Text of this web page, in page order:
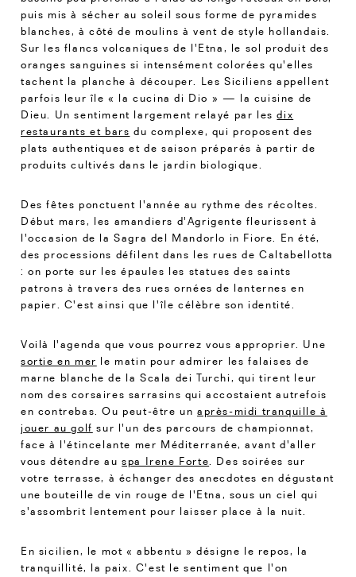
puis mis à sécher au soleil sous forme de pyramides
blanches, à côté de moulins à vent de style hollandais.
Sur les flancs volcaniques de l'Etna, le sol produit des
oranges sanguines si intensément colorées qu'elles
tachent la planche à découper. Les Siciliens appellent
parfois leur île « la cucina di Dio » — la cuisine de
Dieu. Un sentiment largement relayé par lesdix
restaurants et bars du complexe, qui proposent des
plats authentiques et de saison préparés à partir de
produits cultivés dans le jardin biologique.
Des fêtes ponctuent l'année au rythme des récoltes.
Début mars, les amandiers d'Agrigente fleurissent à
l'occasion de la Sagra del Mandorlo in Fiore. En été,
des processions défilent dans les rues de Caltabellotta
: on porte sur les épaules les statues des saints
patrons à travers des rues ornées de lanternes en
papier. C'est ainsi que l'île célèbre son identité.
Voilà l'agenda que vous pourrez vous approprier. Une
sortie en mer le matin pour admirer les falaises de
marne blanche de la Scala dei Turchi, qui tirent leur
nom des corsaires sarrasins qui accostaient autrefois
en contrebas. Ou peut-être unaprès-midi tranquille à
jouer au golf sur l'un des parcours de championnat,
face à l'étincelante mer Méditerranée, avant d'aller
vous détendre auspa Irene Forte . Des soirées sur
votre terrasse, à échanger des anecdotes en dégustant
une bouteille de vin rouge de l'Etna, sous un ciel qui
s'assombrit lentement pour laisser place à la nuit.
En sicilien, le mot « abbentu » désigne le repos, la
tranquillité, la paix. C'est le sentiment que l'on